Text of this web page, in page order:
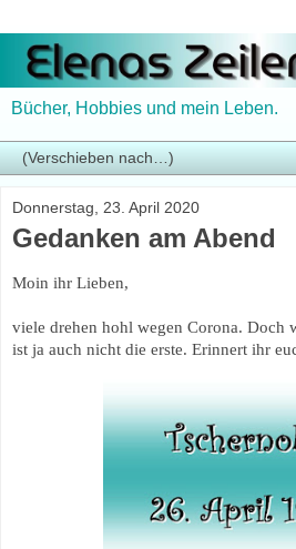
Bücher, Hobbies und mein Leben.
Donnerstag, 23. April 2020
Gedanken am Abend
Moin ihr Lieben,
viele drehen hohl wegen Corona. Doch
ist ja auch nicht die erste. Erinnert ihr